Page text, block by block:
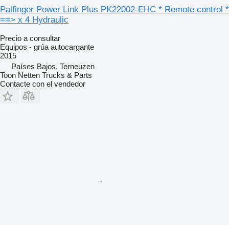
Palfinger Power Link Plus PK22002-EHC * Remote control *
==> x 4 Hydraulic
Precio a consultar
Equipos - grúa autocargante
2015
Países Bajos, Terneuzen
Toon Netten Trucks & Parts
Contacte con el vendedor